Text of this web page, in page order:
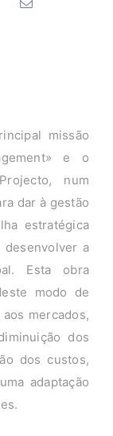
missão
e o
num
dar à gestão
estratégica
desenvolver a
Esta obra
modo de
mercados,
dos
dos custos,
adaptação